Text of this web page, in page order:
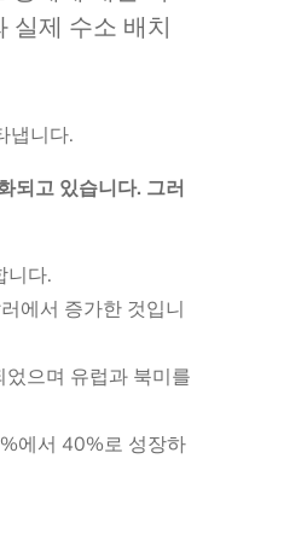
실제 수소 배치
냅니다.
되고 있습니다. 그러
니다.
에서 증가한 것입니
으며 유럽과 북미를
에서 40%로 성장하